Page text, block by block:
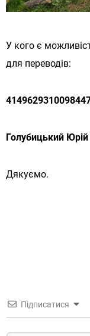
У кого є
для переводів:
Голубицький Юрій
Дякуємо.
Підписатися